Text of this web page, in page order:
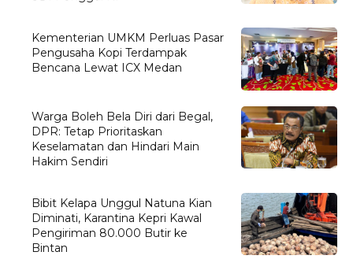
Kementerian UMKM Perluas Pasar
Pengusaha Kopi Terdampak
Bencana Lewat ICX Medan
Warga Boleh Bela Diri dari Begal,
DPR: Tetap Prioritaskan
Keselamatan dan Hindari Main
Hakim Sendiri
Bibit Kelapa Unggul Natuna Kian
Diminati, Karantina Kepri Kawal
Pengiriman 80.000 Butir ke
Bintan